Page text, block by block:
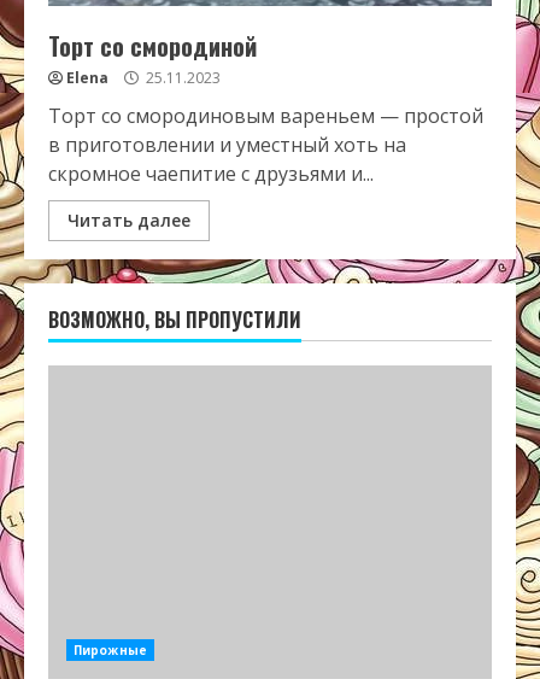
Торт со смородиной
Elena 25.11.2023
Торт со смородиновым вареньем — простой
в приготовлении и уместный хоть на
скромное чаепитие с друзьями и...
Читать далее
ВОЗМОЖНО, ВЫ ПРОПУСТИЛИ
Пирожные